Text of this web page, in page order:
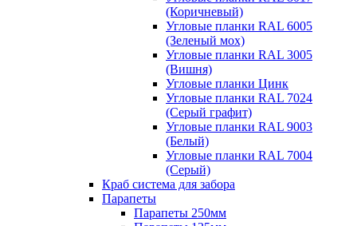
(Коричневый)
Угловые планки RAL 6005
(Зеленый мох)
Угловые планки RAL 3005
(Вишня)
Угловые планки Цинк
Угловые планки RAL 7024
(Серый графит)
Угловые планки RAL 9003
(Белый)
Угловые планки RAL 7004
(Серый)
Краб система для забора
Парапеты
Парапеты 250мм